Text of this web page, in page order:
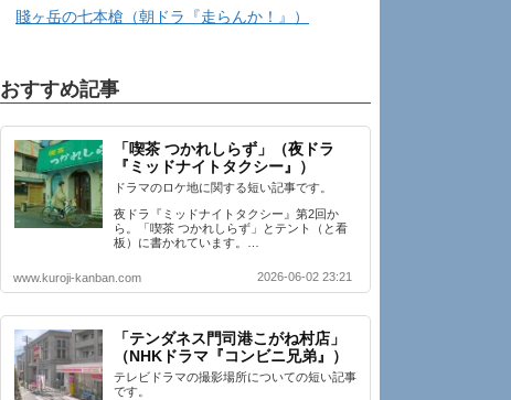
賤ヶ岳の七本槍（朝ドラ『走らんか！』）
おすすめ記事
「喫茶 つかれしらず」（夜ドラ
『ミッドナイトタクシー』）
ドラマのロケ地に関する短い記事です。
夜ドラ『ミッドナイトタクシー』第2回か
ら。「喫茶 つかれしらず」とテント（と看
板）に書かれています。…
www.kuroji-kanban.com 2026-06-02 23:21
「テンダネス門司港こがね村店」
（NHKドラマ『コンビニ兄弟』）
テレビドラマの撮影場所についての短い記事
です。